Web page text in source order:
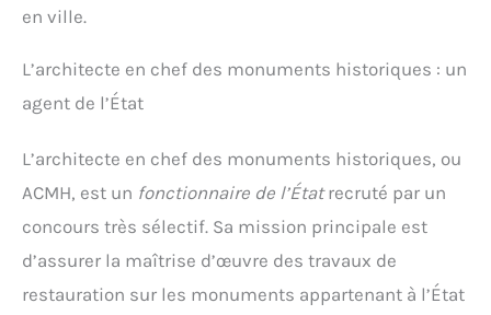
en ville.
L’architecte en chef des monuments historiques : un
agent de l’État
L’architecte en chef des monuments historiques, ou
ACMH, est un fonctionnaire de l’Étatrecruté par un
concours très sélectif. Sa mission principale est
d’assurer la maîtrise d’œuvre des travaux de
restauration sur les monuments appartenant à l’État